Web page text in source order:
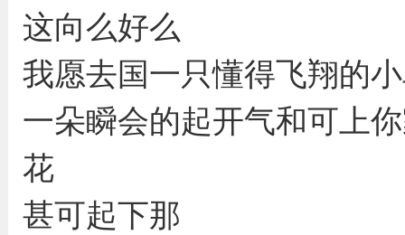
这向么好么
我愿去国一只懂得飞翔的
一朵瞬会的起开气和可上
花
甚可起下那